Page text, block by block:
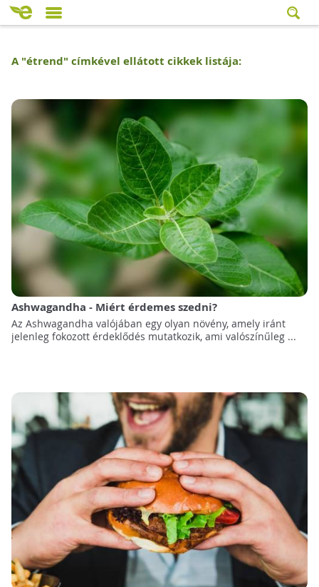
A "étrend" címkével ellátott cikkek listája:
Ashwagandha - Miért érdemes szedni?
Az Ashwagandha valójában egy olyan növény, amely iránt
jelenleg fokozott érdeklődés mutatkozik, ami valószínűleg ...